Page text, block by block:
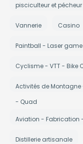
pisciculteur et pécheur
Vannerie Casino
Paintball - Laser game
Cyclisme - VTT - Bike
Activités de
- Quad
Aviation - Fabrication
Distillerie artisanale